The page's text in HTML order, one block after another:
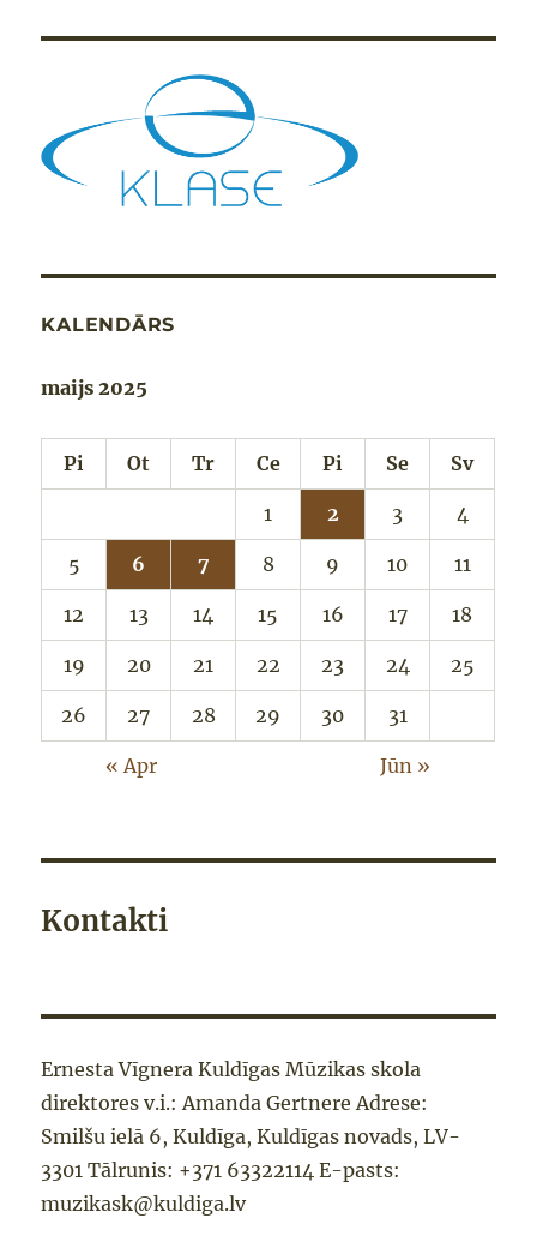
KALENDĀRS
maijs 2025
Pi Ot Tr Ce Pi Se Sv
1 2 3 4
5 6 7 8 9 10 11
12 13 14 15 16 17 18
19 20 21 22 23 24 25
26 27 28 29 30 31
« Apr Jūn »
Kontakti
Ernesta Vīgnera Kuldīgas Mūzikas skola
direktores v.i.: Amanda Gertnere Adrese:
Smilšu ielā 6, Kuldīga, Kuldīgas novads, LV-
3301 Tālrunis: +371 63322114 E-pasts:
muzikask@kuldiga.lv